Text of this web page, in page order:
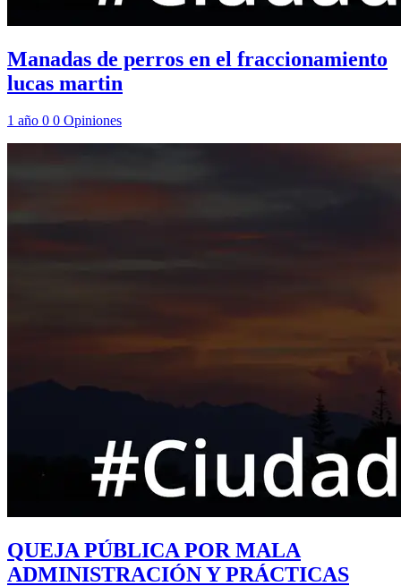
Manadas de perros en el fraccionamiento
lucas martin
1 año 0 0 Opiniones
QUEJA PÚBLICA POR MALA
ADMINISTRACIÓN Y PRÁCTICAS